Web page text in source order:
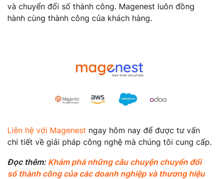
và chuyển đổi số thành công. Magenest luôn đồng
hành cùng thành công của khách hàng.
Liên hệ với Magenest ngay hôm nay để được tư vấn
chi tiết về giải pháp công nghệ mà chúng tôi cung cấp.
Đọc thêm: Khám phá những câu chuyện chuyển đổi
số thành công của các doanh nghiệp và thương hiệu